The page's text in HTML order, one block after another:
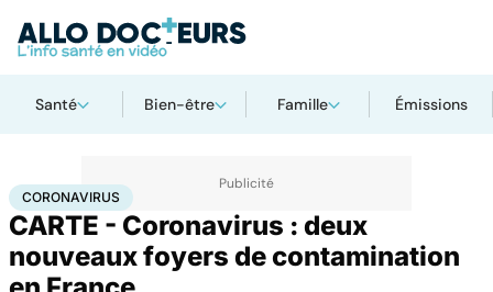
Santé Bien-être Famille Émissions
AccueilSantéMaladies Coronavirus
CORONAVIRUS
CARTE - Coronavirus : deux
nouveaux foyers de contamination